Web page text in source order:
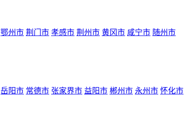
鄂州市 荆门市 孝感市 荆州市 黄冈市 咸宁市 随州市
岳阳市 常德市 张家界市 益阳市 郴州市 永州市 怀化市